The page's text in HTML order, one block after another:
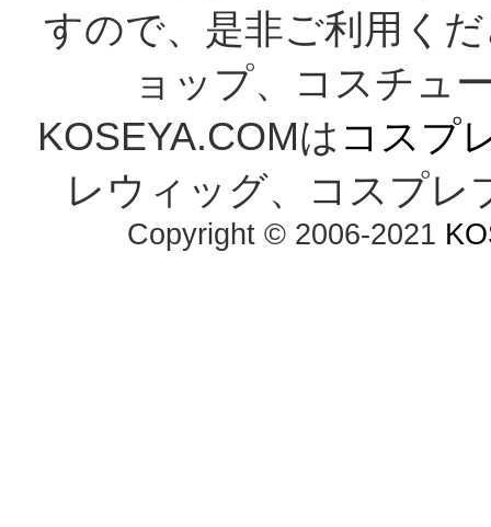
すので、是非ご利用く
ョップ、コスチュ
KOSEYA.COMは コスプ
レウィッグ、コスプレ
Copyright © 2006-2021